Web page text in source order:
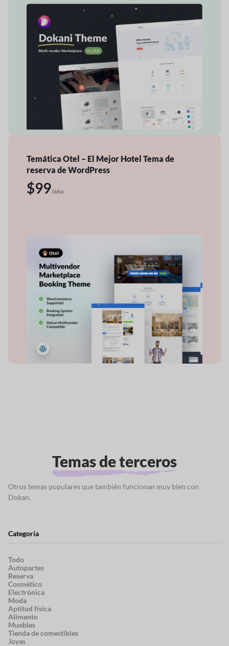
Temática Otel – El Mejor Hotel Tema de
reserva de WordPress
$99/año
Temas de terceros
Otros temas populares que también funcionan muy bien con
Dokan.
Categoría
Todo
Autopartes
Reserva
Cosmético
Electrónica
Moda
Aptitud física
Alimento
Muebles
Tienda de comestibles
Joyas